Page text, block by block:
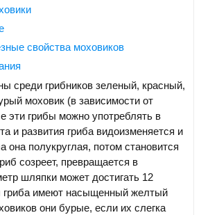
свойства моховиков
среди грибников зеленый, красный,
моховик (в зависимости от
эти грибы можно употреблять в
и развития гриба видоизменяется и
она полукруглая, потом становится
созреет, превращается в
шляпки может достигать 12
гриба имеют насыщенный желтый
они бурые, если их слегка